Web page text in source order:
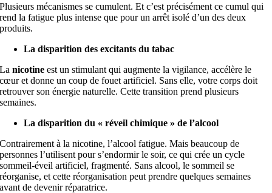
Plusieurs mécanismes se cumulent. Et c’est précisément ce cumul qui
rend la fatigue plus intense que pour un arrêt isolé d’un des deux
produits.
La disparition des excitants du tabac
Lanicotine est un stimulant qui augmente la vigilance, accélère le
cœur et donne un coup de fouet artificiel. Sans elle, votre corps doit
retrouver son énergie naturelle. Cette transition prend plusieurs
semaines.
La disparition du « réveil chimique » de l’alcool
Contrairement à la nicotine, l’alcool fatigue. Mais beaucoup de
personnes l’utilisent pour s’endormir le soir, ce qui crée un cycle
sommeil-éveil artificiel, fragmenté. Sans alcool, le sommeil se
réorganise, et cette réorganisation peut prendre quelques semaines
avant de devenir réparatrice.